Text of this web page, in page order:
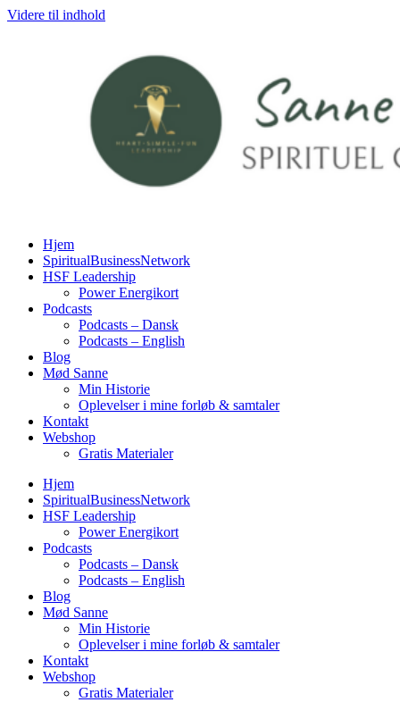
Videre til indhold
Hjem
SpiritualBusinessNetwork
HSF Leadership
Power Energikort
Podcasts
Podcasts – Dansk
Podcasts – English
Blog
Mød Sanne
Min Historie
Oplevelser i mine forløb & samtaler
Kontakt
Webshop
Gratis Materialer
Hjem
SpiritualBusinessNetwork
HSF Leadership
Power Energikort
Podcasts
Podcasts – Dansk
Podcasts – English
Blog
Mød Sanne
Min Historie
Oplevelser i mine forløb & samtaler
Kontakt
Webshop
Gratis Materialer